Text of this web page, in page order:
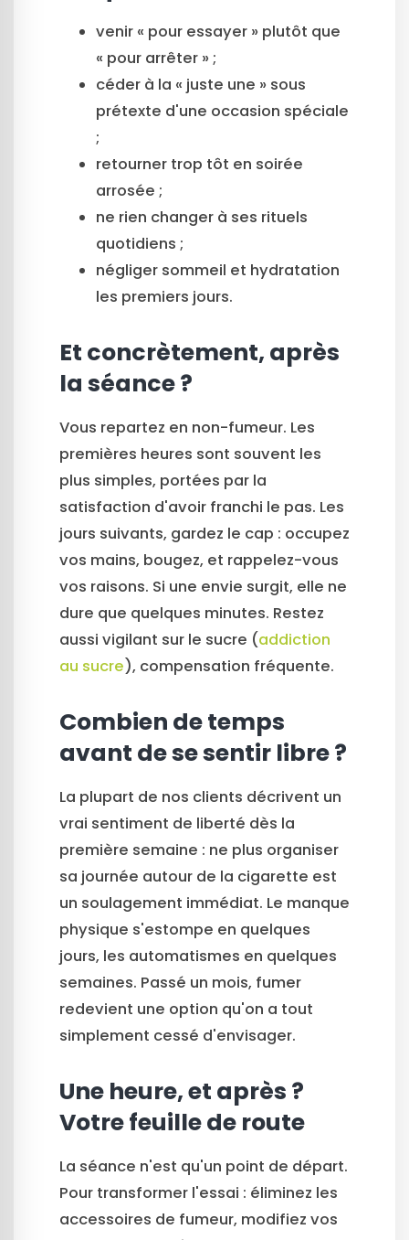
venir « pour essayer » plutôt que
« pour arrêter » ;
céder à la « juste une » sous
prétexte d'une occasion spéciale
;
retourner trop tôt en soirée
arrosée ;
ne rien changer à ses rituels
quotidiens ;
négliger sommeil et hydratation
les premiers jours.
Et concrètement, après
la séance ?
Vous repartez en non-fumeur. Les
premières heures sont souvent les
plus simples, portées par la
satisfaction d'avoir franchi le pas. Les
jours suivants, gardez le cap : occupez
vos mains, bougez, et rappelez-vous
vos raisons. Si une envie surgit, elle ne
dure que quelques minutes. Restez
aussi vigilant sur le sucre (addiction
au sucre), compensation fréquente.
Combien de temps
avant de se sentir libre ?
La plupart de nos clients décrivent un
vrai sentiment de liberté dès la
première semaine : ne plus organiser
sa journée autour de la cigarette est
un soulagement immédiat. Le manque
physique s'estompe en quelques
jours, les automatismes en quelques
semaines. Passé un mois, fumer
redevient une option qu'on a tout
simplement cessé d'envisager.
Une heure, et après ?
Votre feuille de route
La séance n'est qu'un point de départ.
Pour transformer l'essai : éliminez les
accessoires de fumeur, modifiez vos